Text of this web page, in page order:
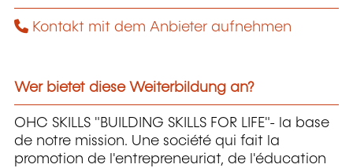
Kontakt mit dem Anbieter aufnehmen
Wer bietet diese Weiterbildung an?
OHC SKILLS "BUILDING SKILLS FOR LIFE"- la base
de notre mission. Une société qui fait la
promotion de l'entrepreneuriat, de l'éducation